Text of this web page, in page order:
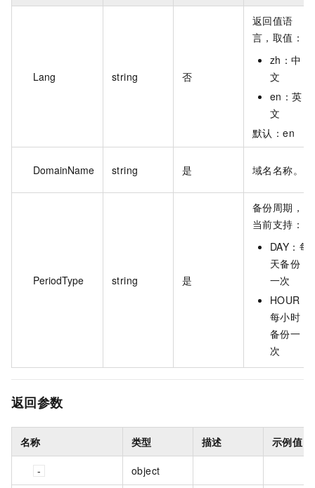
Lang string 否
返回值语
言，取值：
zh：中
文
en：英
文
默认：en
DomainName string 是 域名名称。
PeriodType string 是
备份周期，
当前支持：
DAY：每
天备份
一次
HOUR：
每小时
备份一
次
返回参数
名称 类型 描述 示例值
object